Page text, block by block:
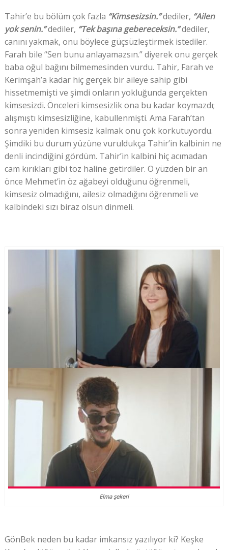
Tahir’e bu bölüm çok fazla “Kimsesizsin.”dediler, “Ailen
yok senin.”dediler, “Tek başına gebereceksin.”dediler,
canını yakmak, onu böylece güçsüzleştirmek istediler.
Farah bile “Sen bunu anlayamazsın.” diyerek onu gerçek
baba oğul bağını bilmemesinden vurdu. Tahir, Farah ve
Kerimşah’a kadar hiç gerçek bir aileye sahip gibi
hissetmemişti ve şimdi onların yokluğunda gerçekten
kimsesizdi. Önceleri kimsesizlik ona bu kadar koymazdı;
alışmıştı kimsesizliğine, kabullenmişti. Ama Farah’tan
sonra yeniden kimsesiz kalmak onu çok korkutuyordu.
Şimdiki bu durum yüzüne vuruldukça Tahir’in kalbinin ne
denli incindiğini gördüm. Tahir’in kalbini hiç acımadan
cam kırıkları gibi toz haline getirdiler. O yüzden bir an
önce Mehmet’in öz ağabeyi olduğunu öğrenmeli,
kimsesiz olmadığını, ailesiz olmadığını öğrenmeli ve
kalbindeki sızı biraz olsun dinmeli.
Elma şekeri
GönBek neden bu kadar imkansız yazılıyor ki? Keşke